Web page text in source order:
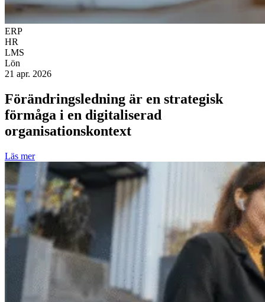
ERP
HR
LMS
Lön
21 apr. 2026
Förändringsledning är en strategisk
förmåga i en digitaliserad
organisationskontext
Läs mer